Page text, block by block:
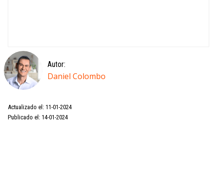
Autor:
Daniel Colombo
Actualizado el: 11-01-2024
Publicado el: 14-01-2024